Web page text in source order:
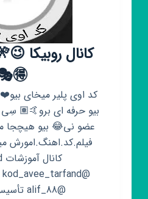
کانال روبیکا
🉐🎭
کد اوی پلیر میخای
بیو حرفه ای برو🤙🏽
عضو نی😂 بیو هیچجا
@alif_88 تأسیس 1402/1/7